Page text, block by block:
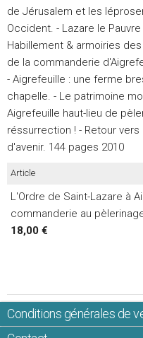
de Jérusalem et les
Occident. - Lazare le
Habillement & armoiries
de la commanderie
- Aigrefeuille : une ferme
chapelle. - Le patrimoine
Aigrefeuille haut-lieu de
réssurrection ! - Retour
d'avenir. 144 pages 2010
Article
L'Ordre de Saint-Lazare à
commanderie au
18,00 €
Conditions générales de